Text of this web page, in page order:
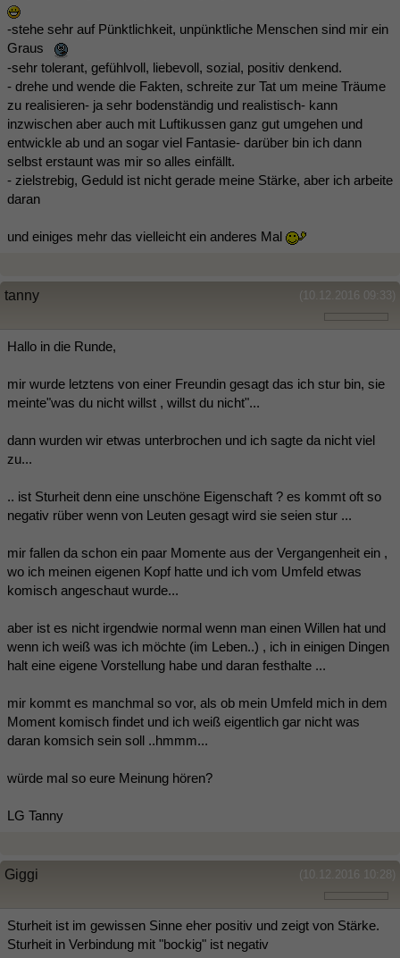
-stehe sehr auf Pünktlichkeit, unpünktliche Menschen sind mir ein
Graus
-sehr tolerant, gefühlvoll, liebevoll, sozial, positiv denkend.
- drehe und wende die Fakten, schreite zur Tat um meine Träume
zu realisieren- ja sehr bodenständig und realistisch- kann
inzwischen aber auch mit Luftikussen ganz gut umgehen und
entwickle ab und an sogar viel Fantasie- darüber bin ich dann
selbst erstaunt was mir so alles einfällt.
- zielstrebig, Geduld ist nicht gerade meine Stärke, aber ich arbeite
daran
und einiges mehr das vielleicht ein anderes Mal
(10.12.2016 09:33)
tanny
Hallo in die Runde,
mir wurde letztens von einer Freundin gesagt das ich stur bin, sie
meinte"was du nicht willst , willst du nicht"...
dann wurden wir etwas unterbrochen und ich sagte da nicht viel
zu...
.. ist Sturheit denn eine unschöne Eigenschaft ? es kommt oft so
negativ rüber wenn von Leuten gesagt wird sie seien stur ...
mir fallen da schon ein paar Momente aus der Vergangenheit ein ,
wo ich meinen eigenen Kopf hatte und ich vom Umfeld etwas
komisch angeschaut wurde...
aber ist es nicht irgendwie normal wenn man einen Willen hat und
wenn ich weiß was ich möchte (im Leben..) , ich in einigen Dingen
halt eine eigene Vorstellung habe und daran festhalte ...
mir kommt es manchmal so vor, als ob mein Umfeld mich in dem
Moment komisch findet und ich weiß eigentlich gar nicht was
daran komsich sein soll ..hmmm...
würde mal so eure Meinung hören?
LG Tanny
(10.12.2016 10:28)
Giggi
Sturheit ist im gewissen Sinne eher positiv und zeigt von Stärke.
Sturheit in Verbindung mit "bockig" ist negativ